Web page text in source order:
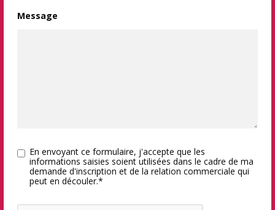
Message
En envoyant ce formulaire, j'accepte que les
informations saisies soient utilisées dans le cadre de ma
demande d'inscription et de la relation commerciale qui
peut en découler.*